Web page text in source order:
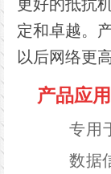
更好的抵抗
定和卓越。
以后网络更
产品应用
专用
数据